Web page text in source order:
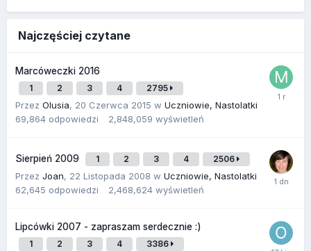
Najczęściej czytane
Marcóweczki 2016
1 2 3 4 2795
Przez Olusia, 20 Czerwca 2015 w Uczniowie, Nastolatki
69,864 odpowiedzi 2,848,059 wyświetleń
Sierpień 2009 1 2 3 4 2506
Przez Joan, 22 Listopada 2008 w Uczniowie, Nastolatki
62,645 odpowiedzi 2,468,624 wyświetleń
Lipcówki 2007 - zapraszam serdecznie :)
1 2 3 4 3386